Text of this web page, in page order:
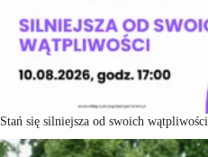
Stań się silniejsza od swoich wątpliwości